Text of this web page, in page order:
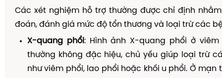
Các xét nghiệm hỗ trợ thường được chỉ định
đoán, đánh giá mức độ tổn thương và loại trừ các
X-quang phổi: Hình ảnh X-quang phổi ở
thường không đặc hiệu, chủ yếu giúp loại trừ
như viêm phổi, lao phổi hoặc khối u phổi. Ở mạn